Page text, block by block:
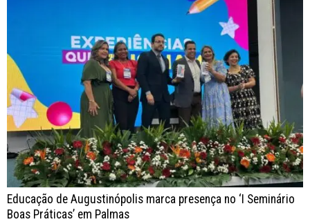
Educação de Augustinópolis marca presença no ‘I Seminário
Boas Práticas’ em Palmas